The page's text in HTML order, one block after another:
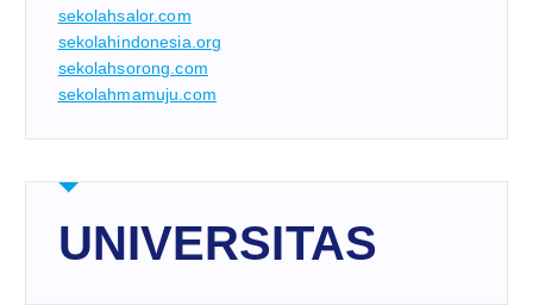
sekolahsalor.com
sekolahindonesia.org
sekolahsorong.com
sekolahmamuju.com
UNIVERSITAS